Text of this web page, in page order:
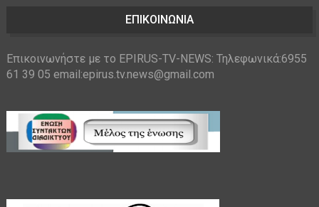
ΕΠΙΚΟΙΝΩΝΙΑ
Επικοινωνήστε με το EPIRUS-TV-NEWS: Τηλεφωνικά:6955
61 39 05 email:epirus.tv.news@gmail.com